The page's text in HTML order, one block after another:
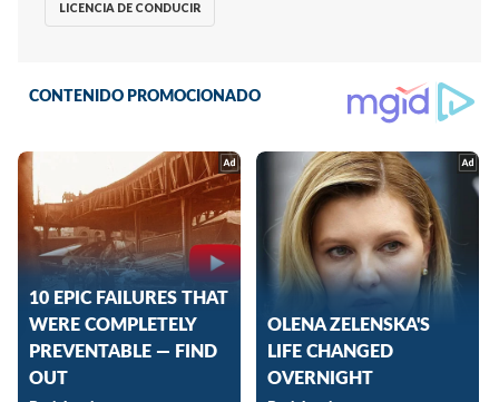
LICENCIA DE CONDUCIR